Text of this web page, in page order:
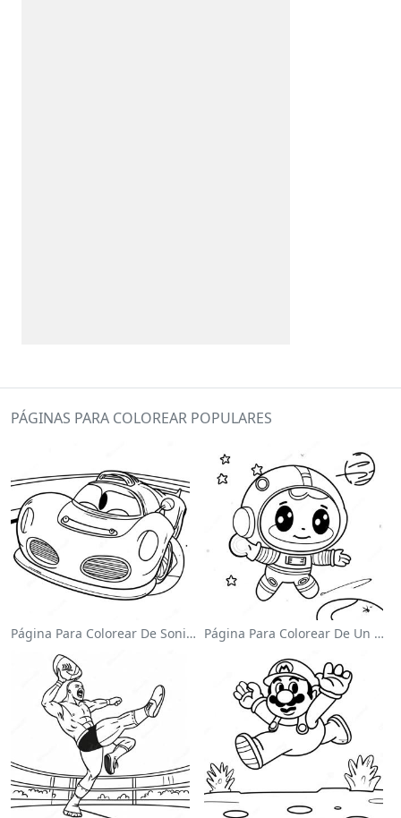
PÁGINAS PARA COLOREAR POPULARES
Página Para Colorear De Sonic El Velocista Página Para Colorear De Un Astronauta Lindo Flotando En El Espacio